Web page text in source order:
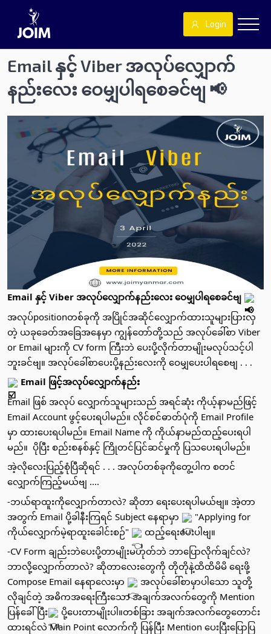
Login
Email နှင့် Viber အလုပ်လျှောက်
နည်းလေး ဝေမျှပါရစေခင်ဗျ 📢
Email နှင့် Viber အလုပ်လျှောက်နည်းလေး ဝေမျှပါရစေခင်ဗျ
အလုပ်positionတစ်ခုကို အပြိုင်အဆိုင်လျှောက်ထားသူများပြားလှ
တဲ့ ယခုခေတ်အခြေအနေမှာ ကျွန်တော်တို့သည် အလုပ်ခေါ်စာ Viber
or Email များကို CV form ကြီးဘဲ ပေးပို့လိုက်တာမျိုးမလုပ်သင့်ပါ
ဘူးခင်ဗျ။ အလုပ်ခေါ်စာပေးပို့နည်းလေးကို ဝေမျှပေးပါရစေဗျ . . .
Email ဖြင့်အလုပ်လျှောက်နည်း
Email ဖြစ် အလုပ် လျှောက်သူများသည် အရင်ဆုံး ကိုယ့်နာမည်ဖြင့်
Email Account ဖွင့်ပေးရပါမည်။ လိုင်စင်ဓာတ်ပုံကို Email Profile
မှာ ထားပေးရပါမည်။ Email Name ကို ကိုယ်နာမည်ထည့်ပေးရပါ
မည်။  ပိုပြီး စည်းစနစ်နှင့် ကြိုတင်ပြင်ဆင်မှုကို ပြသပေးရပါမည်။
အဲ့လိုလေးပြည့်စုံပြီဆိုရင် . . . အလုပ်တစ်ခုကိုတွေ့ပါက စတင်
လျှောက်ကြည့်မယ်ဗျ ....
-ဘယ်ရာထူးကိုလျှောက်တာလဲ? ဆိုတာ ရေးပေးရပါမယ်ဗျ။ အဲ့တာ
အတွက် Email ပို့ခါနီးကြရင် Subject နေရာမှာ
"Applying for
ကိုယ်လျှောက်မဲ့ရာထူးခေါင်းစဉ်"
ထည့်ရေးပေးပါဗျ။
-CV Form ချည်းဘဲပေးပို့တာမျိုးမဟုတ်ဘဲ ဘာပြောလိုက်ချင်လဲ?
ဘာလို့လျှောက်တာလဲ? ဆိုတာလေးတွေကို တိုတိုနဲ့ထိထိမိမိ ရေးဖို့
Compose Email နေရာလေးမှာ
အလုပ်ခေါ်စာမှာပါသော သူတို့
လိုချင်တဲ့ အဓိကအရေးကြီးသော အချက်အလက်တွေကို Mention
ပြန်ခေါ်ပြီး
ပို့ပေးတာမျိုးပါ။တစ်ခြား အချက်အလက်တွေတောင်း
ထားရင်လဲ Main Point လောက်ကို ပြန်ပြီး Mention ပေးပြီးပြောပြ